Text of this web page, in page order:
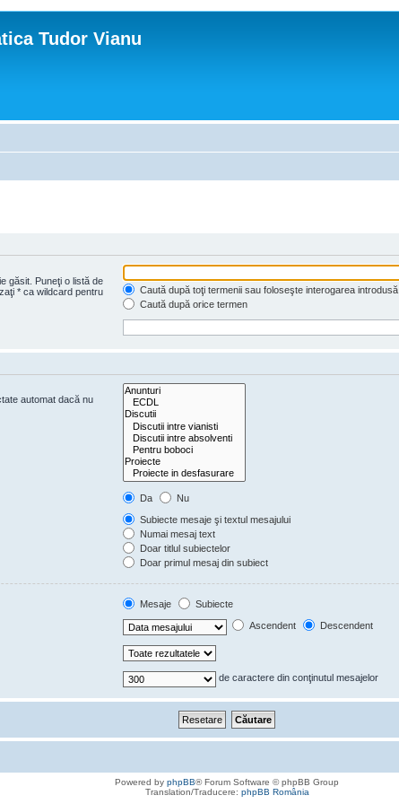
Tudor Vianu
găsit. Puneţi o listă de
* ca wildcard pentru
Caută după toţi termenii sau foloseşte interogarea introdusă
Caută după orice termen
automat dacă nu
Da
Nu
Subiecte mesaje şi textul mesajului
Numai mesaj text
Doar titlul subiectelor
Doar primul mesaj din subiect
Mesaje
Subiecte
Ascendent Descendent
de caractere din conţinutul mesajelor
Powered by phpBB® Forum Software © phpBB Group
Translation/Traducere: phpBB România